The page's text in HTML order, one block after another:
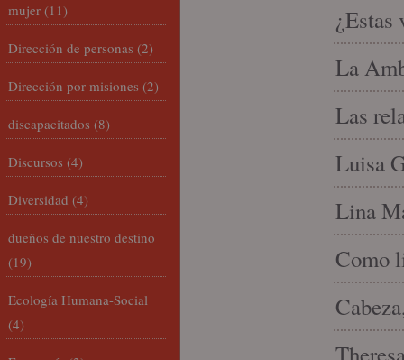
¿Estas
La
Las
Luisa
Lina
Como
mujer (11)
Dirección de personas (2)
Dirección por misiones (2)
discapacitados (8)
Discursos (4)
Diversidad (4)
dueños de nuestro destino
(19)
Ecología Humana-Social
(4)